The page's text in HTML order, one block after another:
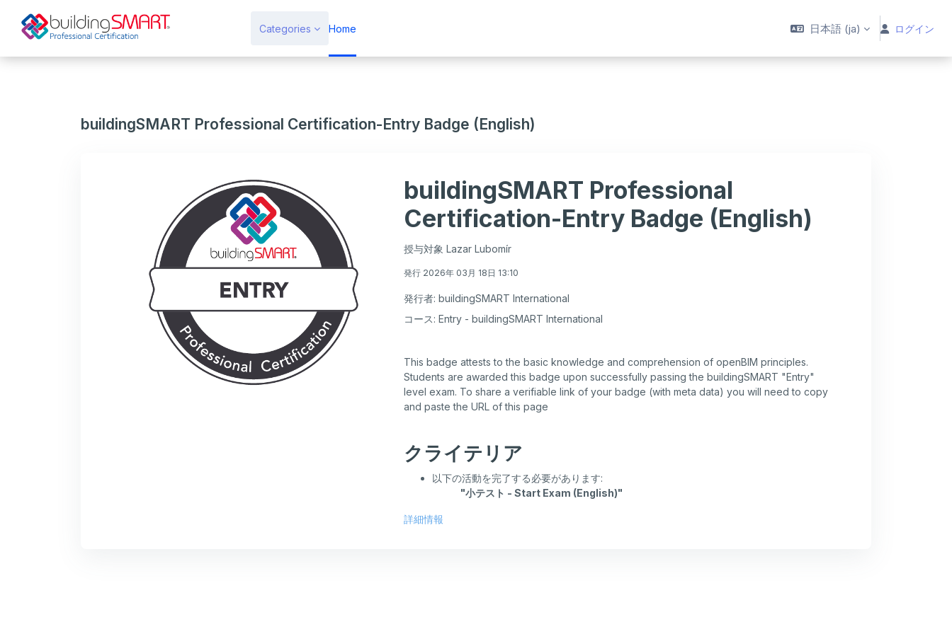
Categories
Home 日本語 ‎(ja)‎ ログイン
buildingSMART Professional Certification-Entry Badge (English)
buildingSMART Professional
Certification-Entry Badge (English)
授与対象 Lazar Lubomír
発行 2026年 03月 18日 13:10
発行者: buildingSMART International
コース: Entry - buildingSMART International
This badge attests to the basic knowledge and comprehension of openBIM principles.
Students are awarded this badge upon successfully passing the buildingSMART "Entry"
level exam. To share a verifiable link of your badge (with meta data) you will need to copy
and paste the URL of this page
クライテリア
以下の活動を完了する必要があります:
"小テスト - Start Exam (English)"
詳細情報